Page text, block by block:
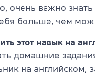
очень важно
больше, чем
этот навык на
домашние
на английском,